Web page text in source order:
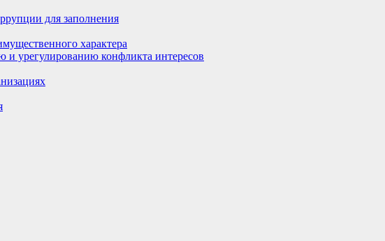
для заполнения
характера
урегулированию конфликта интересов